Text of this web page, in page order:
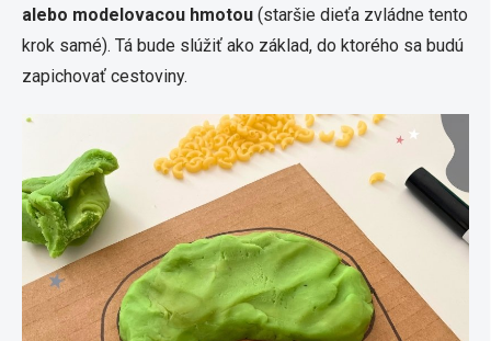
alebo modelovacou hmotou (staršie dieťa zvládne tento
krok samé). Tá bude slúžiť ako základ, do ktorého sa budú
zapichovať cestoviny.